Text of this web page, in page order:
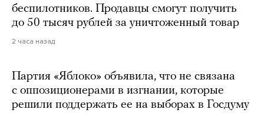
беспилотников. Продавцы смогут получить
до 50 тысяч рублей за уничтоженный товар
2 часа назад
Партия «Яблоко» объявила, что не связана
с оппозиционерами в изгнании, которые
решили поддержать ее на выборах в Госдуму